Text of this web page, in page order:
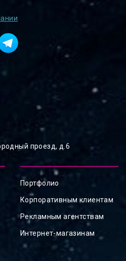
проезд, д.6
Портфолио
Корпоративным клиентам
Рекламным агентствам
Интернет-магазинам